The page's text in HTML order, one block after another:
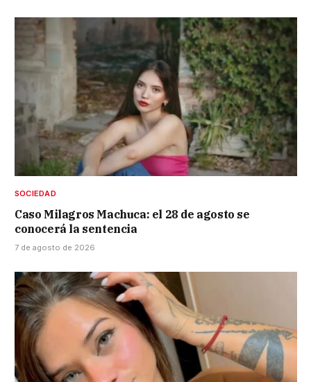
SOCIEDAD
Caso Milagros Machuca: el 28 de agosto se
conocerá la sentencia
7 de agosto de 2026